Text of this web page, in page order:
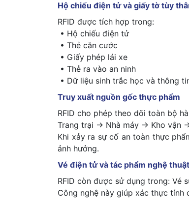
Hộ chiếu điện tử và giấy tờ tùy
RFID được tích hợp trong:
• Hộ chiếu điện tử
• Thẻ căn cước
• Giấy phép lái xe
• Thẻ ra vào an ninh
• Dữ liệu sinh trắc học và thông
Truy xuất nguồn gốc thực phẩm
RFID cho phép theo dõi toàn bộ
Trang trại → Nhà máy → Kho vận
Khi xảy ra sự cố an toàn thực
ảnh hưởng.
Vé điện tử và tác phẩm nghệ thuật
RFID còn được sử dụng trong: Vé
Công nghệ này giúp xác thực tính